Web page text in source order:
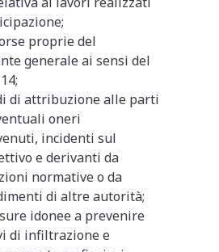
proprie del
generale ai sensi del
di attribuzione alle parti
oneri
incidenti sul
e derivanti da
normative o da
di altre autorità;
idonee a prevenire
di infiltrazione e